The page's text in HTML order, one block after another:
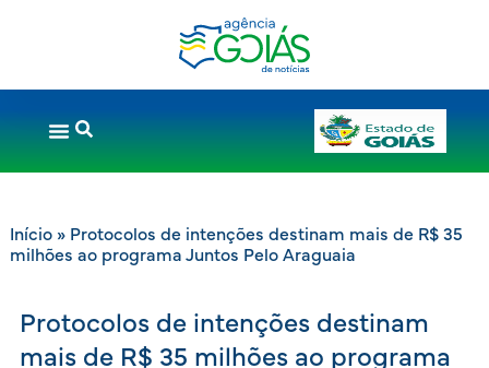
Início» Protocolos de intenções destinam mais de R$ 35
milhões ao programa Juntos Pelo Araguaia
Protocolos de intenções destinam
mais de R$ 35 milhões ao programa